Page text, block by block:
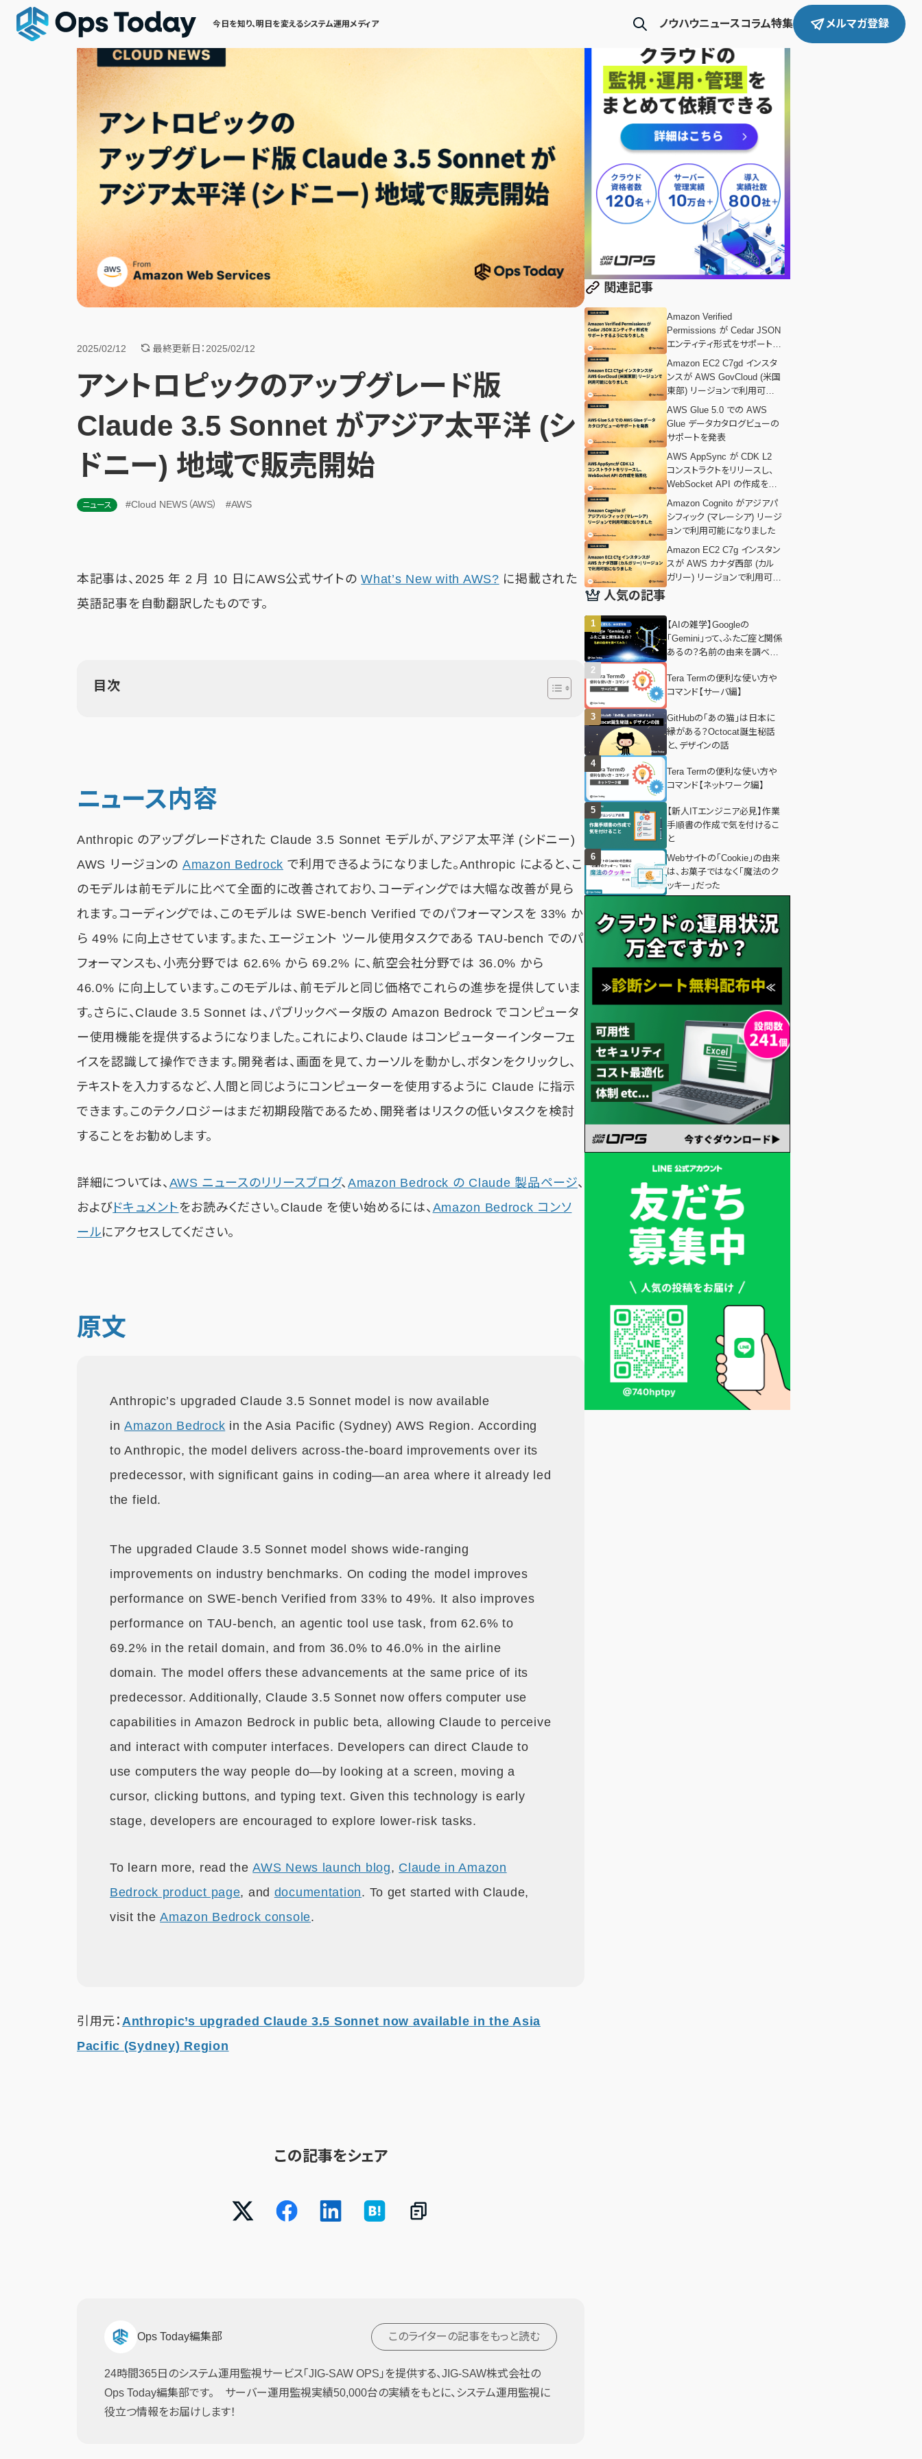
今日を知り、明日を変えるシステム運用メディア ノウハウニュースコラム特集 メルマガ登録
2025/02/12 最終更新日：2025/02/12
アントロピックのアップグレード版
Claude 3.5 Sonnet がアジア太平洋 (シ
ドニー) 地域で販売開始
ニュース #Cloud NEWS（AWS） #AWS
本記事は、2025 年 2 月 10 日にAWS公式サイトのWhat’s New with AWS? に掲載された
英語記事を自動翻訳したものです。
目次
ニュース内容
Anthropic のアップグレードされた Claude 3.5 Sonnet モデルが、アジア太平洋 (シドニー)
AWS リージョンの Amazon Bedrock で利用できるようになりました。Anthropic によると、こ
のモデルは前モデルに比べて全面的に改善されており、コーディングでは大幅な改善が見ら
れます。コーディングでは、このモデルは SWE-bench Verified でのパフォーマンスを 33% か
ら 49% に向上させています。また、エージェント ツール使用タスクである TAU-bench でのパ
フォーマンスも、小売分野では 62.6% から 69.2% に、航空会社分野では 36.0% から
46.0% に向上しています。このモデルは、前モデルと同じ価格でこれらの進歩を提供していま
す。さらに、Claude 3.5 Sonnet は、パブリックベータ版の Amazon Bedrock でコンピュータ
ー使用機能を提供するようになりました。これにより、Claude はコンピューターインターフェ
イスを認識して操作できます。開発者は、画面を見て、カーソルを動かし、ボタンをクリックし、
テキストを入力するなど、人間と同じようにコンピューターを使用するように Claude に指示
できます。このテクノロジーはまだ初期段階であるため、開発者はリスクの低いタスクを検討
することをお勧めします。
詳細については、 AWS ニュースのリリースブログ、Amazon Bedrock の Claude 製品ページ、
および ドキュメント をお読みください。Claude を使い始めるには、 Amazon Bedrock コンソ
ールにアクセスしてください。
原文
Anthropic’s upgraded Claude 3.5 Sonnet model is now available
inAmazon Bedrock in the Asia Pacific (Sydney) AWS Region. According
to Anthropic, the model delivers across-the-board improvements over its
predecessor, with significant gains in coding—an area where it already led
the field.
The upgraded Claude 3.5 Sonnet model shows wide-ranging
improvements on industry benchmarks. On coding the model improves
performance on SWE-bench Verified from 33% to 49%. It also improves
performance on TAU-bench, an agentic tool use task, from 62.6% to
69.2% in the retail domain, and from 36.0% to 46.0% in the airline
domain. The model offers these advancements at the same price of its
predecessor. Additionally, Claude 3.5 Sonnet now offers computer use
capabilities in Amazon Bedrock in public beta, allowing Claude to perceive
and interact with computer interfaces. Developers can direct Claude to
use computers the way people do—by looking at a screen, moving a
cursor, clicking buttons, and typing text. Given this technology is early
stage, developers are encouraged to explore lower-risk tasks.
To learn more, read theAWS News launch blog, Claude in Amazon
Bedrock product page, and documentation. To get started with Claude,
visit theAmazon Bedrock console.
引用元： Anthropic’s upgraded Claude 3.5 Sonnet now available in the Asia
Pacific (Sydney) Region
この記事をシェア
Ops Today編集部 このライターの記事をもっと読む
24時間365日のシステム運用監視サービス「JIG-SAW OPS」を提供する、JIG-SAW株式会社の
Ops Today編集部です。 サーバー運用監視実績50,000台の実績をもとに、システム運用監視に
役立つ情報をお届けします！
関連記事
Amazon Verified
Permissions が Cedar JSON
エンティティ形式をサポートす
るようになりました
Amazon EC2 C7gd インスタ
ンスが AWS GovCloud (米国
東部) リージョンで利用可能
になりました
AWS Glue 5.0 での AWS
Glue データカタログビューの
サポートを発表
AWS AppSync が CDK L2
コンストラクトをリリースし、
WebSocket API の作成を簡
素化
Amazon Cognito がアジアパ
シフィック (マレーシア) リージ
ョンで利用可能になりました
Amazon EC2 C7g インスタン
スが AWS カナダ西部 (カル
ガリー) リージョンで利用可能
人気の記事
【AIの雑学】Googleの
「Gemini」って、ふたご座と関係
あるの？名前の由来を調べて
Tera Termの便利な使い方や
コマンド【サーバ編】
GitHubの「あの猫」は日本に
縁がある？Octocat誕生秘話
と、デザインの話
Tera Termの便利な使い方や
コマンド【ネットワーク編】
【新人ITエンジニア必見】作業
手順書の作成で気を付けるこ
と
Webサイトの「Cookie」の由来
は、お菓子ではなく「魔法のク
ッキー」だった